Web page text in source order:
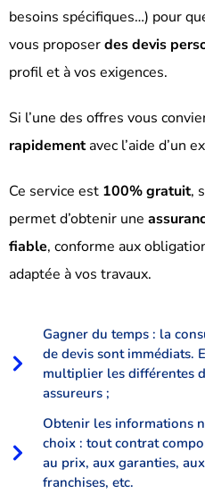
besoins spécifiques…) pour
vous proposerdes devis
profil et à vos exigences.
Si l’une des offres vous
rapidementavec l’aide d’un
Ce service est 100% gratuit,
permet d’obtenir une
fiable, conforme aux
adaptée à vos travaux.
Gagner du temps : la
de devis sont immédiats.
multiplier les différentes
assureurs ;
Obtenir les informations
choix : tout contrat
au prix, aux garanties,
franchises, etc.